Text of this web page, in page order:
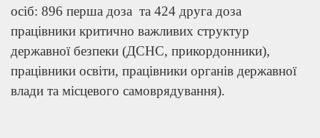
осіб: 896 перша доза та 424 друга доза
працівники критично важливих структур
державної безпеки (ДСНС, прикордонники),
працівники освіти, працівники органів державної
влади та місцевого самоврядування).